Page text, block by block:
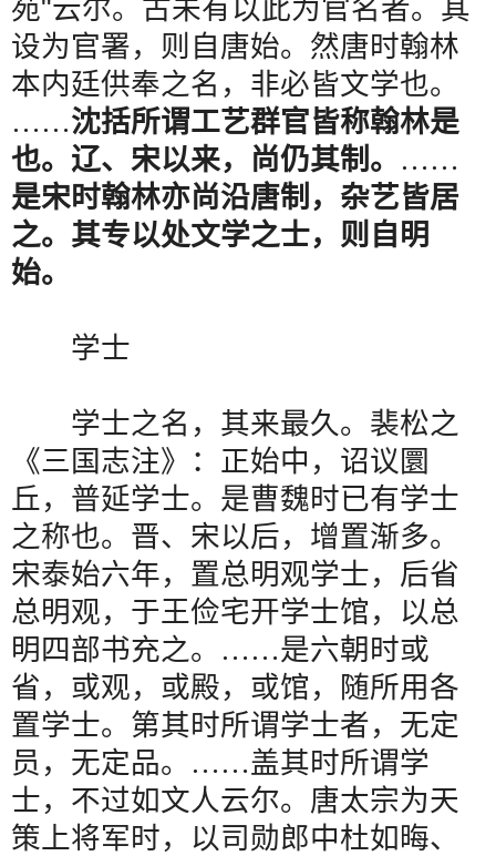
苑"云尔。古未有以此为官名者。其
设为官署，则自唐始。然唐时翰林
本内廷供奉之名，非必皆文学也。
……沈括所谓工艺群官皆称翰林是
也。辽、宋以来，尚仍其制。 ……
是宋时翰林亦尚沿唐制，杂艺皆居
之。其专以处文学之士，则自明
始。
学士
学士之名，其来最久。裴松之
《三国志注》：正始中，诏议圜
丘，普延学士。是曹魏时已有学士
之称也。晋、宋以后，增置渐多。
宋泰始六年，置总明观学士，后省
总明观，于王俭宅开学士馆，以总
明四部书充之。 ……是六朝时或
省，或观，或殿，或馆，随所用各
置学士。第其时所谓学士者，无定
员，无定品。 ……盖其时所谓学
士，不过如文人云尔。唐太宗为天
策上将军时，以司勋郎中杜如晦、